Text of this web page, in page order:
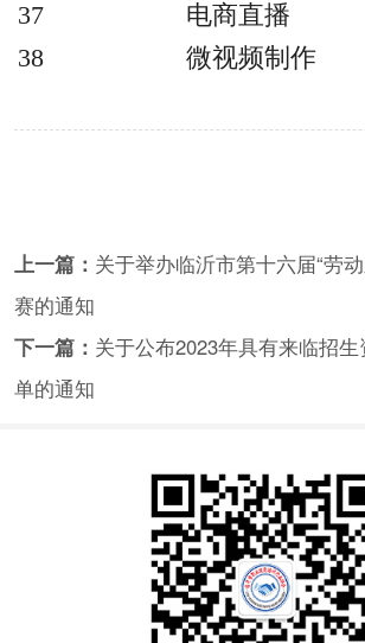
37
电商直播
38
微视频制作
上一篇： 关于举办临沂市第十六届“劳
赛的通知
下一篇： 关于公布2023年具有来临招
单的通知